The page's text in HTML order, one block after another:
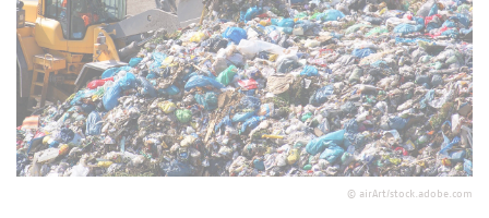
© airArt/stock.adobe.com